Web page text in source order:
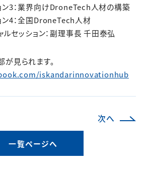
ン3：業界向けDroneTech人材の構築
ン4：全国DroneTech人材
セッション：副理事長 千田泰弘
見られます。
iskandarinnovationhub
次へ
一覧ページへ